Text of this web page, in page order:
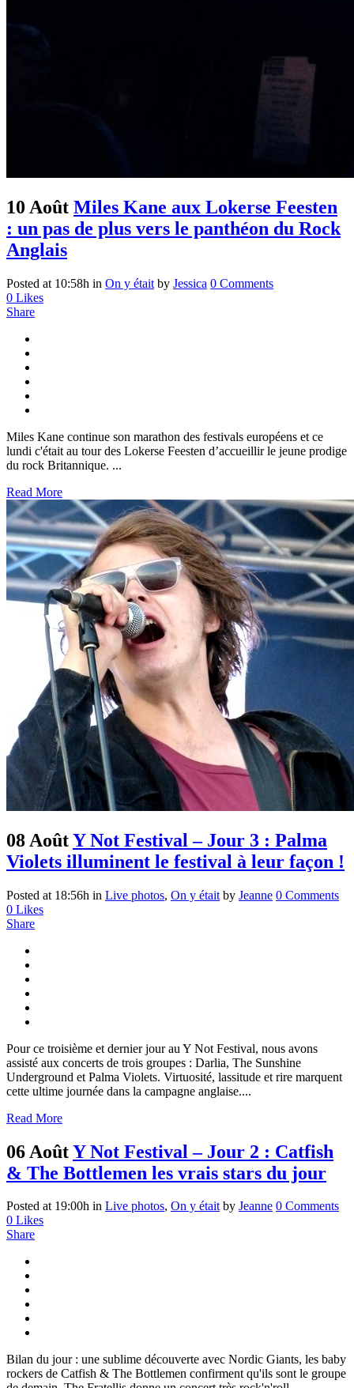
10 Août Miles Kane aux Lokerse Feesten
: un pas de plus vers le panthéon du Rock
Anglais
Posted at 10:58h in On y était by Jessica 0 Comments
0 Likes
Share
Miles Kane continue son marathon des festivals européens et ce
lundi c'était au tour des Lokerse Feesten d’accueillir le jeune prodige
du rock Britannique. ...
Read More
08 AoûtY Not Festival – Jour 3 : Palma
Violets illuminent le festival à leur façon !
Posted at 18:56h in Live photos, On y était by Jeanne 0 Comments
0 Likes
Share
Pour ce troisième et dernier jour au Y Not Festival, nous avons
assisté aux concerts de trois groupes : Darlia, The Sunshine
Underground et Palma Violets. Virtuosité, lassitude et rire marquent
cette ultime journée dans la campagne anglaise....
Read More
06 AoûtY Not Festival – Jour 2 : Catfish
& The Bottlemen les vrais stars du jour
Posted at 19:00h in Live photos, On y était by Jeanne 0 Comments
0 Likes
Share
Bilan du jour : une sublime découverte avec Nordic Giants, les baby
rockers de Catfish & The Bottlemen confirment qu'ils sont le groupe